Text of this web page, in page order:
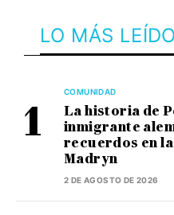
LO MÁS LEÍDO
COMUNIDAD
La historia de
inmigrante
recuerdos en
Madryn
2 DE AGOSTO DE 2026